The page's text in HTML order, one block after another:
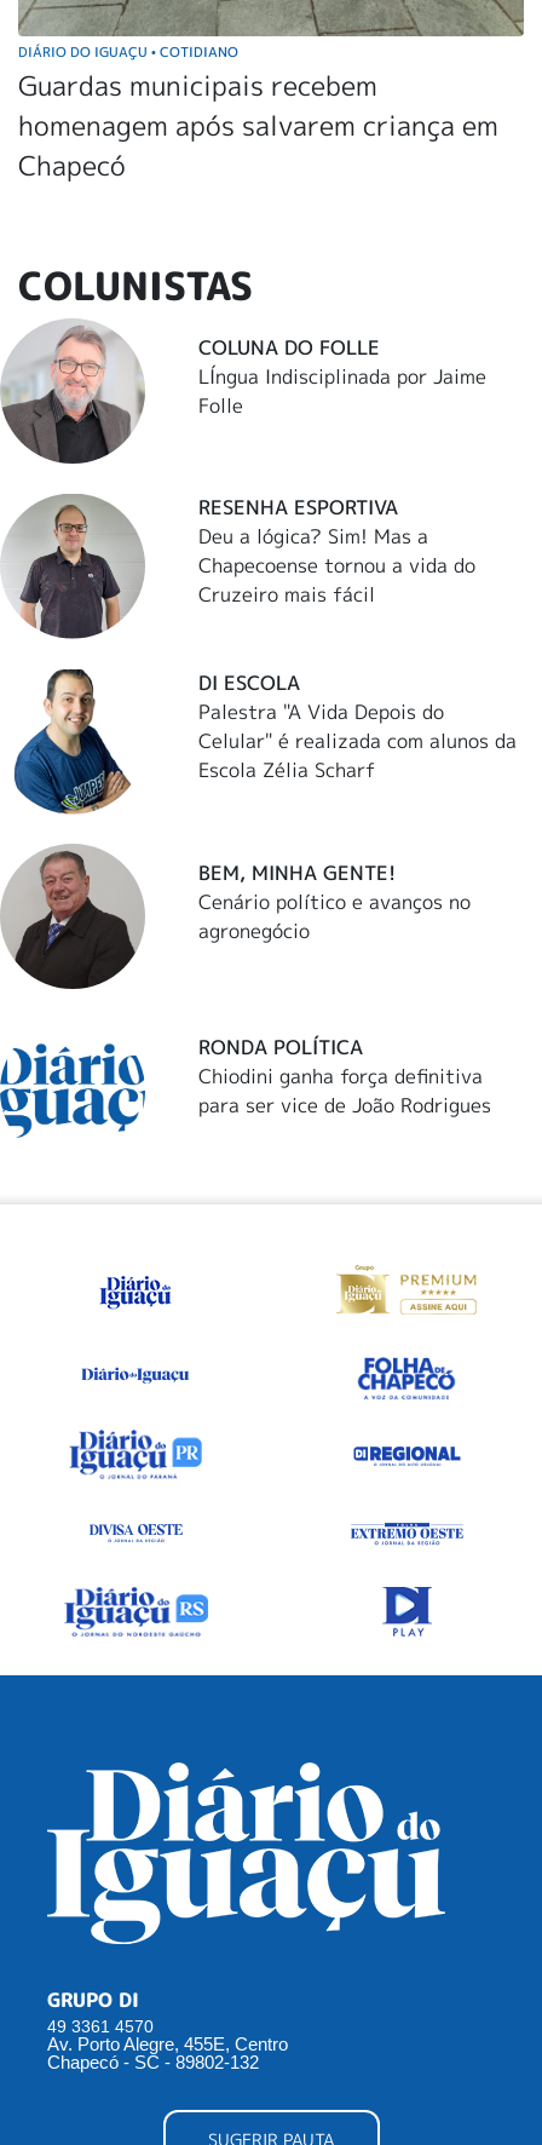
DIÁRIO DO IGUAÇU • COTIDIANO
Guardas municipais recebem
homenagem após salvarem criança em
Chapecó
COLUNISTAS
COLUNA DO FOLLE
LÍngua Indisciplinada por Jaime
Folle
RESENHA ESPORTIVA
Deu a lógica? Sim! Mas a
Chapecoense tornou a vida do
Cruzeiro mais fácil
DI ESCOLA
Palestra "A Vida Depois do
Celular" é realizada com alunos da
Escola Zélia Scharf
BEM, MINHA GENTE!
Cenário político e avanços no
agronegócio
RONDA POLÍTICA
Chiodini ganha força definitiva
para ser vice de João Rodrigues
GRUPO DI
49 3361 4570
Av. Porto Alegre, 455E, Centro
Chapecó - SC - 89802-132
SUGERIR PAUTA